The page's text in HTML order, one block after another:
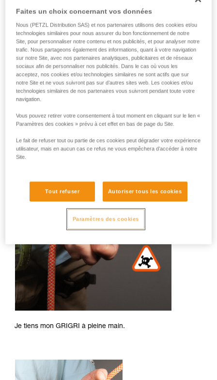
Il est aussi important d’insister sur le fait
came, annule le blocage de la corde.
C’est pourquoi il est impératif de ne pas
tenir l’appareil à pleine main, de ne pas
garder le pouce en permanence sur la
came, de ne pas bloquer la came...
gestuelles. Voici quelques illustrations :
Je tiens mon GRIGRI à pleine main.
Faites un choix concernant vos données
Nous (PETZL Distribution SAS) et nos partenaires utilisons des cookies et/ou
technologies similaires pour nous assurer du bon fonctionnement de notre
Site, pour personnaliser notre contenu et nos publicités, et pour analyser notre
trafic. Nous partageons également des informations, quant à votre navigation
sur notre Site, avec nos partenaires analytiques, publicitaires et de réseaux
sociaux afin de personnaliser nos publicités. Dans le cas où vous les
acceptez, nos cookies et/ou technologies similaires ne sont actifs que sur
notre Site et ne vous suivront pas sur d’autres sites web. Les cookies et/ou
technologies similaires de nos partenaires vous suivront pendant toute votre
navigation.
Vous pouvez retirer votre consentement à tout moment en cliquant sur le lien «
Paramètres des cookies » prévu à cet effet en bas de page du Site.
Le fait de refuser tout ou partie de ces cookies peut dégrader votre expérience
utilisateur, mais en aucun cas ce refus ne vous empêchera d’accéder à notre
Site.
Tout refuser Autoriser tous les cookies
Paramètres des cookies